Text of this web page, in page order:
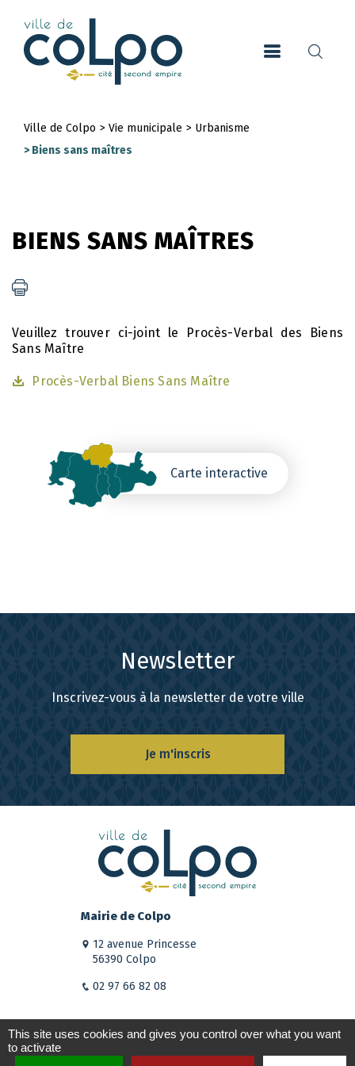
contenu
Fil
Ville de Colpo > Vie municipale > Urbanisme
> Biens sans maîtres
BIENS SANS MAÎTRES
Veuillez trouver ci-joint le Procès-Verbal des Biens
Sans Maître
Procès-Verbal Biens Sans Maître
Carte interactive
Newsletter
Inscrivez-vous à la newsletter de votre ville
Je m'inscris
Mairie de Colpo
12 avenue Princesse
56390 Colpo
02 97 66 82 08
This site uses cookies and gives you control over what you want
to activate